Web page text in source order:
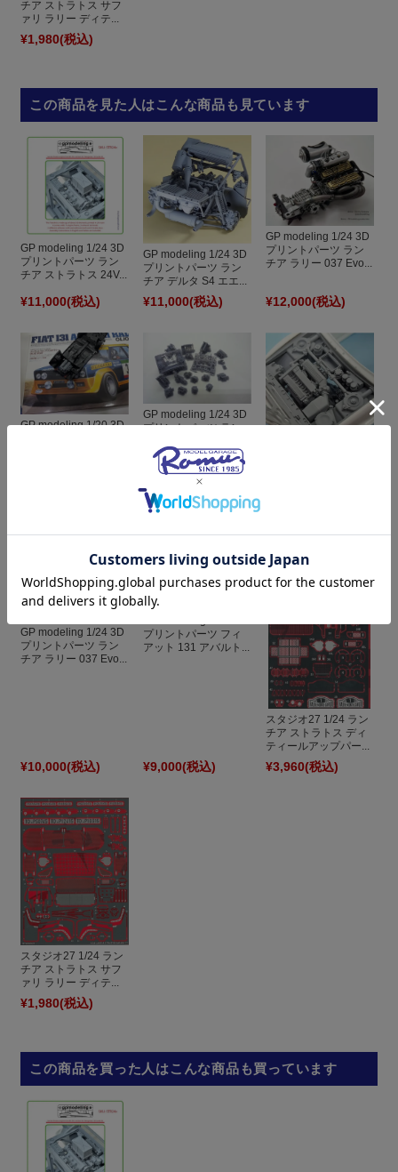
チア ストラトス サフ
ァリ ラリー ディテ...
¥1,980(税込)
この商品を見た人はこんな商品も見ています
GP modeling 1/24 3D
プリントパーツ ラン
チア ストラトス 24V...
¥11,000(税込)
GP modeling 1/24 3D
プリントパーツ ラン
チア デルタ S4 エエ...
¥11,000(税込)
GP modeling 1/24 3D
プリントパーツ ラン
チア ラリー 037 Evo...
¥12,000(税込)
GP modeling 1/20 3D
GP modeling 1/24 3D
プリントパーツ ラン
¥11,000(税込)
GP modeling 1/24 3D
プリントパーツ ラン
チア ラリー 037 Evo...
¥10,000(税込)
プリントパーツ フィ
アット 131 アバルト...
¥9,000(税込)
スタジオ27 1/24 ラン
チア ストラトス ディ
ティールアップパー...
¥3,960(税込)
スタジオ27 1/24 ラン
チア ストラトス サフ
ァリ ラリー ディテ...
¥1,980(税込)
この商品を買った人はこんな商品も買っています